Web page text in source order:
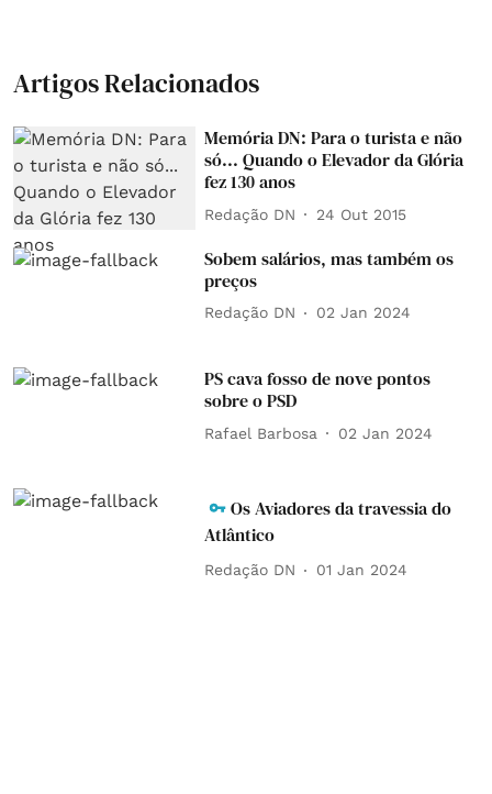
Artigos Relacionados
Memória DN: Para o turista e não
só... Quando o Elevador da Glória
fez 130 anos
Redação DN 24 Out 2015
Sobem salários, mas também os
preços
Redação DN 02 Jan 2024
PS cava fosso de nove pontos
sobre o PSD
Rafael Barbosa 02 Jan 2024
Os Aviadores da travessia do
Atlântico
Redação DN 01 Jan 2024